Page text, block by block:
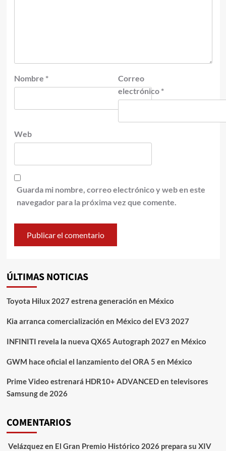
Nombre *
Correo
electrónico *
Web
Guarda mi nombre, correo electrónico y web en este
navegador para la próxima vez que comente.
ÚLTIMAS NOTICIAS
Toyota Hilux 2027 estrena generación en México
Kia arranca comercialización en México del EV3 2027
INFINITI revela la nueva QX65 Autograph 2027 en México
GWM hace oficial el lanzamiento del ORA 5 en México
Prime Video estrenará HDR10+ ADVANCED en televisores
Samsung de 2026
COMENTARIOS
Velázquezen El Gran Premio Histórico 2026 prepara su XIV